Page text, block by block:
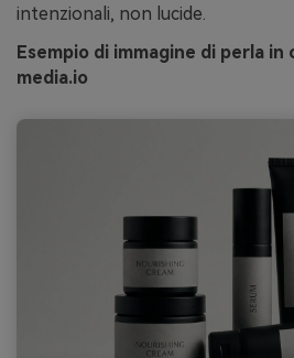
intenzionali, non lucide.
Esempio di immagine di perla
media.io